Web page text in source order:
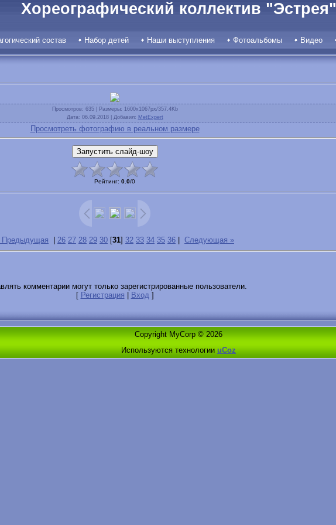
Хореографический коллектив "Эстрея"
состав Набор детей Наши выступления Фотоальбомы Видео
Просмотров: 635 | Размеры: 1600x1067px/357.4Kb
Дата: 06.09.2018 | Добавил: MetExpert
Просмотреть фотографию в реальном размере
Рейтинг: 0.0/0
Предыдущая 26 27 28 29 30 [31] 32 33 34 35 36 Следующая »
комментарии могут только зарегистрированные пользователи.
[ Регистрация Вход]
Copyright MyCorp © 2026
Используются технологииuCoz